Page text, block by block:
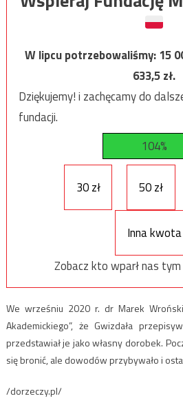
W lipcu potrzebowaliśmy:15
633,5zł.
Dziękujemy! i zachęcamy do
fundacji.
104%
30 zł 50 zł
Inna kwota
Zobacz kto wparł nas tym
We wrześniu 2020 r. dr Marek Wroński
Akademickiego”, że Gwizdała
przedstawiał je jako własny dorobek.
się bronić, ale dowodów przybywało i
/dorzeczy.pl/